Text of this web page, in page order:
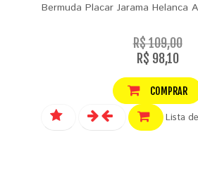
Bermuda Placar Jarama Helanca
R$ 109,00
R$ 98,10
COMPRAR
Lista